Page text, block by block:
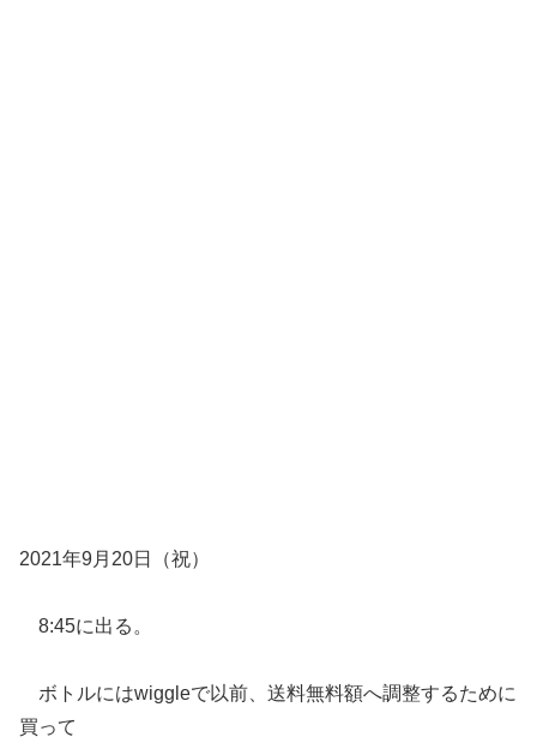
2021年9月20日（祝）
8:45に出る。
ボトルにはwiggleで以前、送料無料額へ調整するために
買って